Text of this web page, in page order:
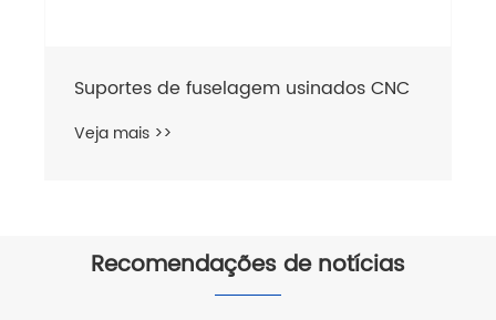
Suportes de fuselagem usinados CNC
Veja mais >>
Recomendações de notícias